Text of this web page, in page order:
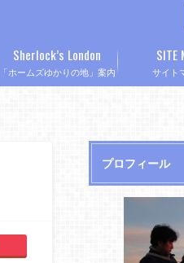
「ホームズゆかりの地」案内
Sherlock’s London
サイト
SITE
プロフィール